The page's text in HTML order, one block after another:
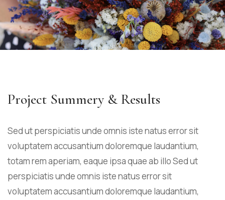
Project Summery & Results
Sed ut perspiciatis unde omnis iste natus error sit
voluptatem accusantium doloremque laudantium,
totam rem aperiam, eaque ipsa quae ab illo Sed ut
perspiciatis unde omnis iste natus error sit
voluptatem accusantium doloremque laudantium,